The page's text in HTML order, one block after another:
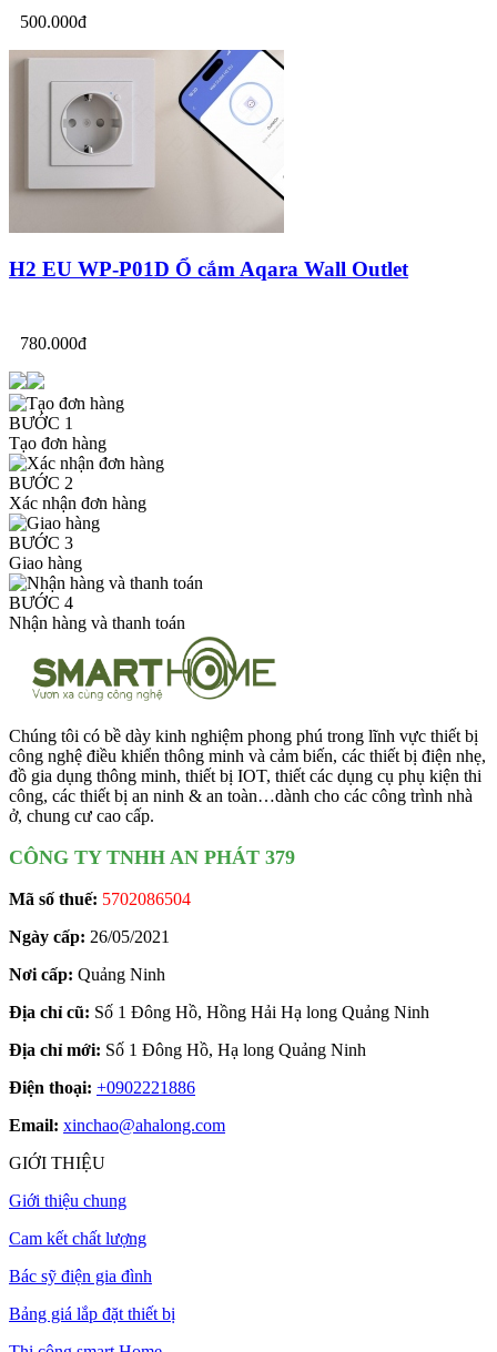
500.000đ
H2 EU WP-P01D Ổ cắm Aqara Wall Outlet
780.000đ
BƯỚC 1
Tạo đơn hàng
BƯỚC 2
Xác nhận đơn hàng
BƯỚC 3
Giao hàng
BƯỚC 4
Nhận hàng và thanh toán
Chúng tôi có bề dày kinh nghiệm phong phú trong lĩnh vực thiết bị
công nghệ điều khiển thông minh và cảm biến, các thiết bị điện nhẹ,
đồ gia dụng thông minh, thiết bị IOT, thiết các dụng cụ phụ kiện thi
công, các thiết bị an ninh & an toàn…dành cho các công trình nhà
ở, chung cư cao cấp.
CÔNG TY TNHH AN PHÁT 379
Mã số thuế: 5702086504
Ngày cấp: 26/05/2021
Nơi cấp: Quảng Ninh
Địa chỉ cũ: Số 1 Đông Hồ, Hồng Hải Hạ long Quảng Ninh
Địa chỉ mới: Số 1 Đông Hồ, Hạ long Quảng Ninh
Điện thoại: +0902221886
Email: xinchao@ahalong.com
GIỚI THIỆU
Giới thiệu chung
Cam kết chất lượng
Bác sỹ điện gia đình
Bảng giá lắp đặt thiết bị